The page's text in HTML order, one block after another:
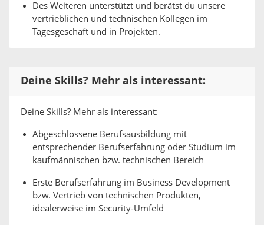
Des Weiteren unterstützt und berätst du unsere
vertrieblichen und technischen Kollegen im
Tagesgeschäft und in Projekten.
Deine Skills? Mehr als interessant:
Deine Skills? Mehr als interessant:
Abgeschlossene Berufsausbildung mit
entsprechender Berufserfahrung oder Studium im
kaufmännischen bzw. technischen Bereich
Erste Berufserfahrung im Business Development
bzw. Vertrieb von technischen Produkten,
idealerweise im Security-Umfeld